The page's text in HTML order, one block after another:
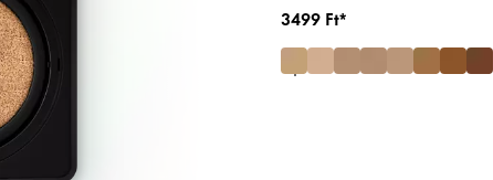
3499 Ft*